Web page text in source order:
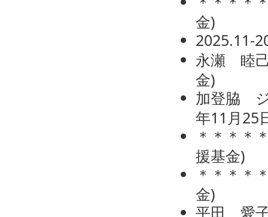
金)
2025.11-
永瀬 睦
金)
加登脇
年11月25
＊＊＊＊
援基金)
＊＊＊＊
金)
平田 愛